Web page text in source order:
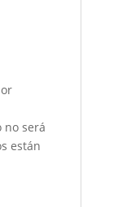
no será
están